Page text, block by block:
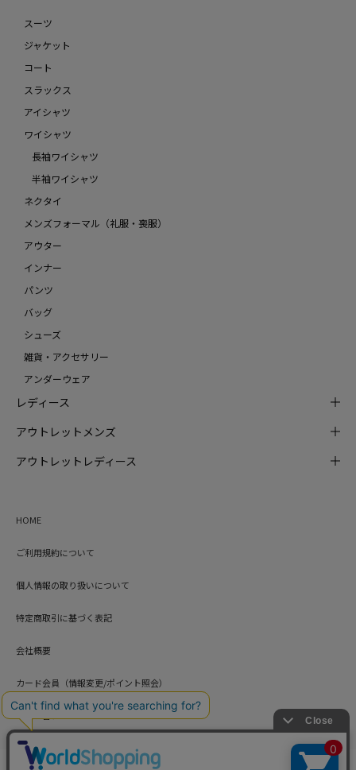
スーツ
ジャケット
コート
スラックス
アイシャツ
ワイシャツ
長袖ワイシャツ
半袖ワイシャツ
ネクタイ
メンズフォーマル（礼服・喪服）
アウター
インナー
パンツ
バッグ
シューズ
雑貨・アクセサリー
アンダーウェア
レディース
アウトレットメンズ
アウトレットレディース
HOME
ご利用規約について
個人情報の取り扱いについて
特定商取引に基づく表記
会社概要
カード会員（情報変更/ポイント照会）